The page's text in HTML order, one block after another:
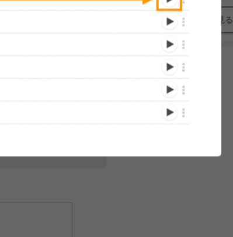
観たレポを投稿する
もっと見る